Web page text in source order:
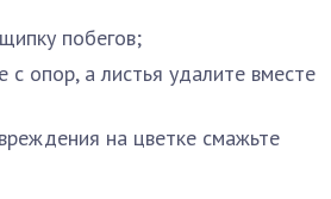
побегов;
с опор, а листья удалите вместе
на цветке смажьте